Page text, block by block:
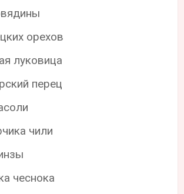
орехов
луковица
перец
чили
чеснока